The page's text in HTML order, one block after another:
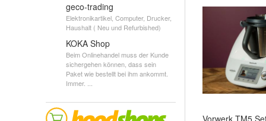
geco-trading
Elektronikartikel, Computer, Drucker,
Haushalt ( Neu und Refurbished)
KOKA Shop
Beim Onlinehandel muss der Kunde
sichergehen können, dass sein
Paket wie bestellt bei ihm ankommt.
Immer. ...
Vorwerk TM5